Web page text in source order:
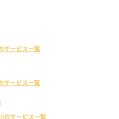
サービス一覧
サービス一覧
のサービス一覧